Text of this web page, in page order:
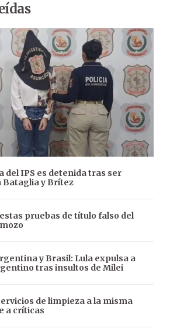
del IPS es detenida tras ser
Bataglia y Brítez
pruebas de título falso del
y Brasil: Lula expulsa a
tras insultos de Milei
de limpieza a la misma
a críticas